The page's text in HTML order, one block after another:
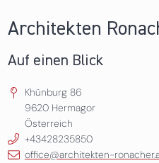
News & Events
Architekten
Auf einen Blick
Khünburg 86
9620 Hermagor
Österreich
+43428235850
office@architekten-